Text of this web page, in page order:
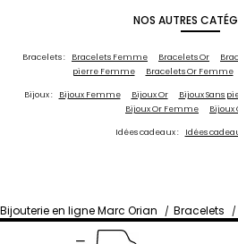
NOS AUTRES
Bracelets : Bracelets Femme Bracelets Or
pierre Femme
Bracelets Or Femme
Bijoux : Bijoux Femme Bijoux Or Bijoux Sans
Bijoux Or Femme
Bijoux
Idées cadeaux : Idées
Bijouterie en ligne Marc Orian Bracelets